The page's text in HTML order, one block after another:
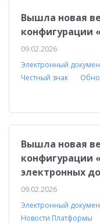
Вышла новая
конфигурации
09.02.2026
Электронный
Честный знак
Вышла новая
конфигурации
электронных
09.02.2026
Электронный
Новости Платформы